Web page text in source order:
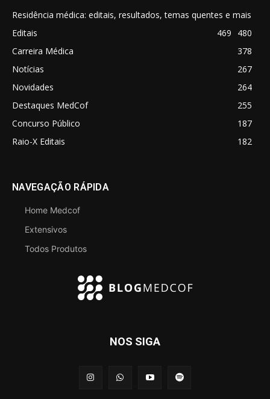
Residência médica: editais, resultados, temas quentes e mais
480
Editais
469
Carreira Médica
378
Notícias
267
Novidades
264
Destaques MedCof
255
Concurso Público
187
Raio-X Editais
182
NAVEGAÇÃO RÁPIDA
Home Medcof
Extensivos
Todos Produtos
NOS SIGA